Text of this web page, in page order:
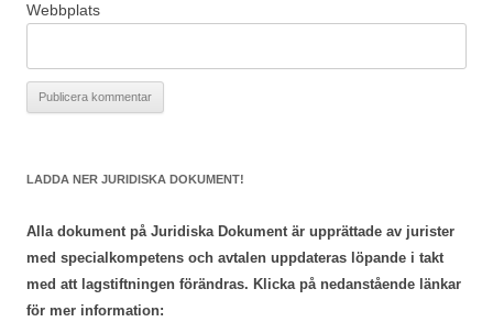
Webbplats
LADDA NER JURIDISKA DOKUMENT!
Alla dokument på Juridiska Dokument är upprättade av jurister
med specialkompetens och avtalen uppdateras löpande i takt
med att lagstiftningen förändras. Klicka på nedanstående länkar
för mer information: